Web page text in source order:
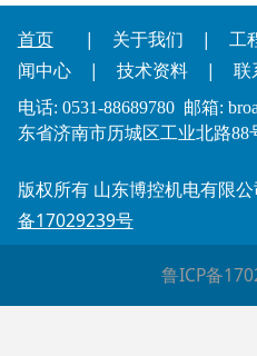
首页 | 关于我们 | 工
闻中心| 技术资料| 联
电话: 0531-88689780 邮箱:
东省济南市历城区工业北路88
版权所有 山东博控机电有限公
备17029239号
鲁ICP备